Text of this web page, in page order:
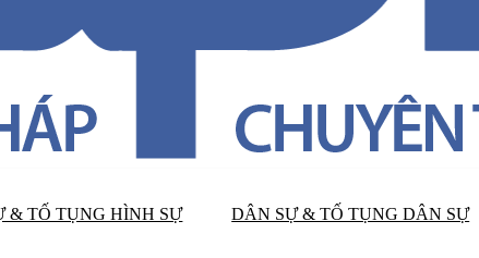
& TỐ TỤNG HÌNH SỰ DÂN SỰ & TỐ TỤNG DÂN SỰ